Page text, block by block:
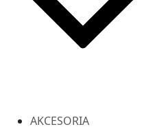
AKCESORIA